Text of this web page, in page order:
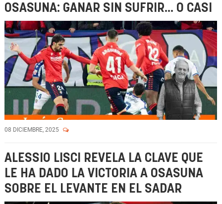
OSASUNA: GANAR SIN SUFRIR... O CASI
08 DICIEMBRE, 2025
ALESSIO LISCI REVELA LA CLAVE QUE
LE HA DADO LA VICTORIA A OSASUNA
SOBRE EL LEVANTE EN EL SADAR